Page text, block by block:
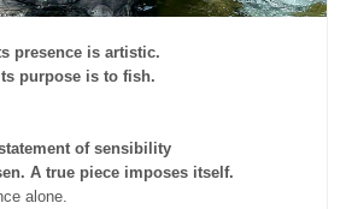
presence is artistic.
purpose is to fish.
of sensibility
A true piece imposes itself.
alone.